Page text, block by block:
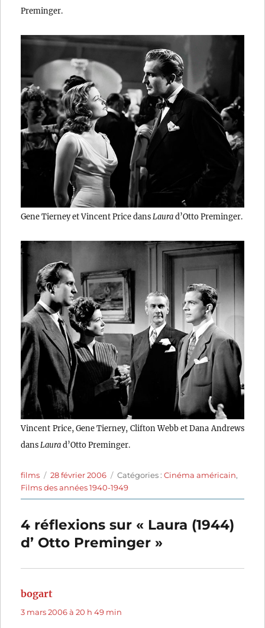
Preminger.
Gene Tierney et Vincent Price dansLaurad’Otto Preminger.
Vincent Price, Gene Tierney, Clifton Webb et Dana Andrews
dansLaurad’Otto Preminger.
Auteur
films
Publié
le
28 février 2006 Catégories
Catégories :Cinéma américain,
Films des années 1940-1949
4 réflexions sur « Laura (1944)
d’ Otto Preminger »
bogart
3 mars 2006 à 20 h 49 min